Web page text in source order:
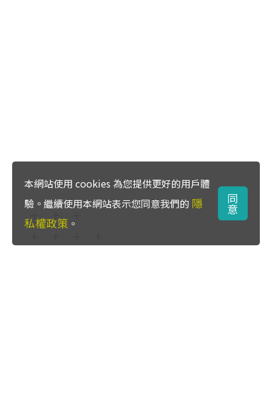
本網站使用 cookies 為您提供更好的用戶體
驗。繼續使用本網站表示您同意我們的 隱
私權政策 。
同
意